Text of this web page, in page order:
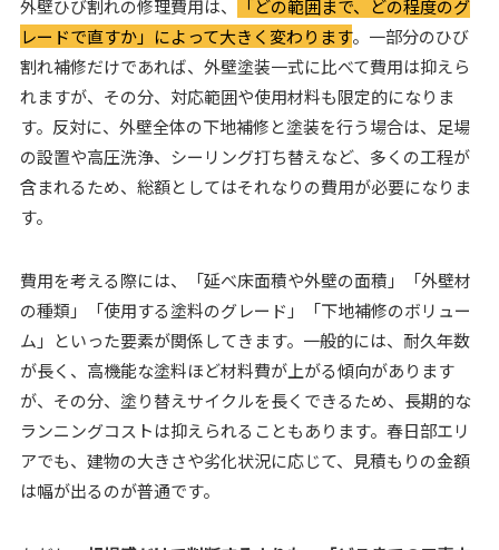
外壁ひび割れの修理費用は、
「どの範囲まで、どの程度のグ
レードで直すか」によって大きく変わります。一部分のひび
割れ補修だけであれば、外壁塗装一式に比べて費用は抑えら
れますが、その分、対応範囲や使用材料も限定的になりま
す。反対に、外壁全体の下地補修と塗装を行う場合は、足場
の設置や高圧洗浄、シーリング打ち替えなど、多くの工程が
含まれるため、総額としてはそれなりの費用が必要になりま
す。
費用を考える際には、「延べ床面積や外壁の面積」「外壁材
の種類」「使用する塗料のグレード」「下地補修のボリュー
ム」といった要素が関係してきます。一般的には、耐久年数
が長く、高機能な塗料ほど材料費が上がる傾向があります
が、その分、塗り替えサイクルを長くできるため、長期的な
ランニングコストは抑えられることもあります。春日部エリ
アでも、建物の大きさや劣化状況に応じて、見積もりの金額
は幅が出るのが普通です。